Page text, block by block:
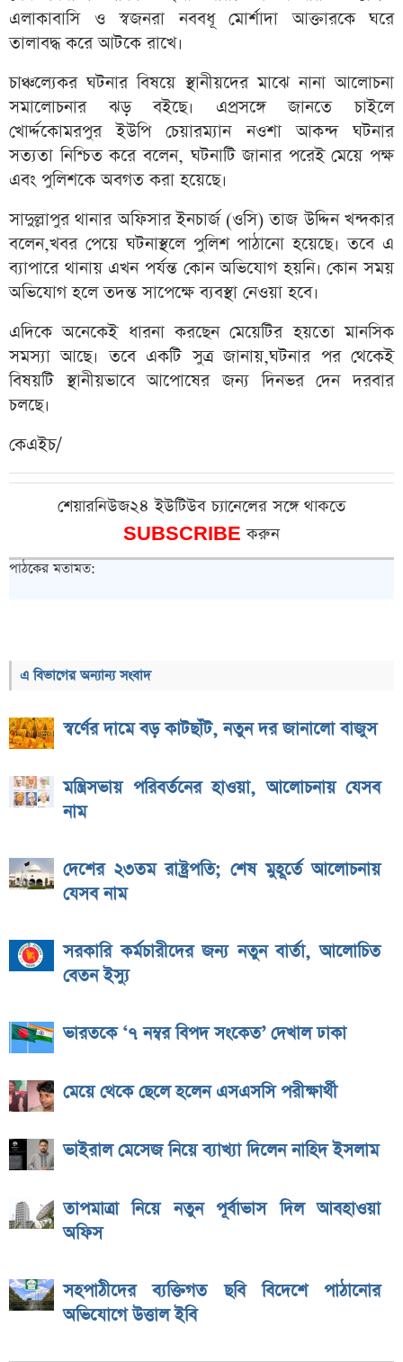
এলাকাবাসি ও স্বজনরা নববধূ মোর্শাদা আক্তারকে ঘরে
তালাবদ্ধ করে আটকে রাখে।
চাঞ্চল্যেকর ঘটনার বিষয়ে স্থানীয়দের মাঝে নানা আলোচনা
সমালোচনার ঝড় বইছে। এপ্রসঙ্গে জানতে চাইলে
খোর্দ্দকোমরপুর ইউপি চেয়ারম্যান নওশা আকন্দ ঘটনার
সত্যতা নিশ্চিত করে বলেন, ঘটনাটি জানার পরেই মেয়ে পক্ষ
এবং পুলিশকে অবগত করা হয়েছে।
সাদুল্লাপুর থানার অফিসার ইনচার্জ (ওসি) তাজ উদ্দিন খন্দকার
বলেন,খবর পেয়ে ঘটনাস্থলে পুলিশ পাঠানো হয়েছে। তবে এ
ব্যাপারে থানায় এখন পর্যন্ত কোন অভিযোগ হয়নি। কোন সময়
অভিযোগ হলে তদন্ত সাপেক্ষে ব্যবস্থা নেওয়া হবে।
এদিকে অনেকেই ধারনা করছেন মেয়েটির হয়তো মানসিক
সমস্যা আছে। তবে একটি সুত্র জানায়,ঘটনার পর থেকেই
বিষয়টি স্থানীয়ভাবে আপোষের জন্য দিনভর দেন দরবার
চলছে।
কেএইচ/
শেয়ারনিউজ২৪ ইউটিউব চ্যানেলের সঙ্গে থাকতে
SUBSCRIBEকরুন
পাঠকের মতামত:
এ বিভাগের অন্যান্য সংবাদ
স্বর্ণের দামে বড় কাটছাঁট, নতুন দর জানালো বাজুস
মন্ত্রিসভায় পরিবর্তনের হাওয়া, আলোচনায় যেসব
নাম
দেশের ২৩তম রাষ্ট্রপতি; শেষ মুহূর্তে আলোচনায়
যেসব নাম
সরকারি কর্মচারীদের জন্য নতুন বার্তা, আলোচিত
বেতন ইস্যু
ভারতকে ‘৭ নম্বর বিপদ সংকেত’ দেখাল ঢাকা
মেয়ে থেকে ছেলে হলেন এসএসসি পরীক্ষার্থী
ভাইরাল মেসেজ নিয়ে ব্যাখ্যা দিলেন নাহিদ ইসলাম
তাপমাত্রা নিয়ে নতুন পূর্বাভাস দিল আবহাওয়া
অফিস
সহপাঠীদের ব্যক্তিগত ছবি বিদেশে পাঠানোর
অভিযোগে উত্তাল ইবি